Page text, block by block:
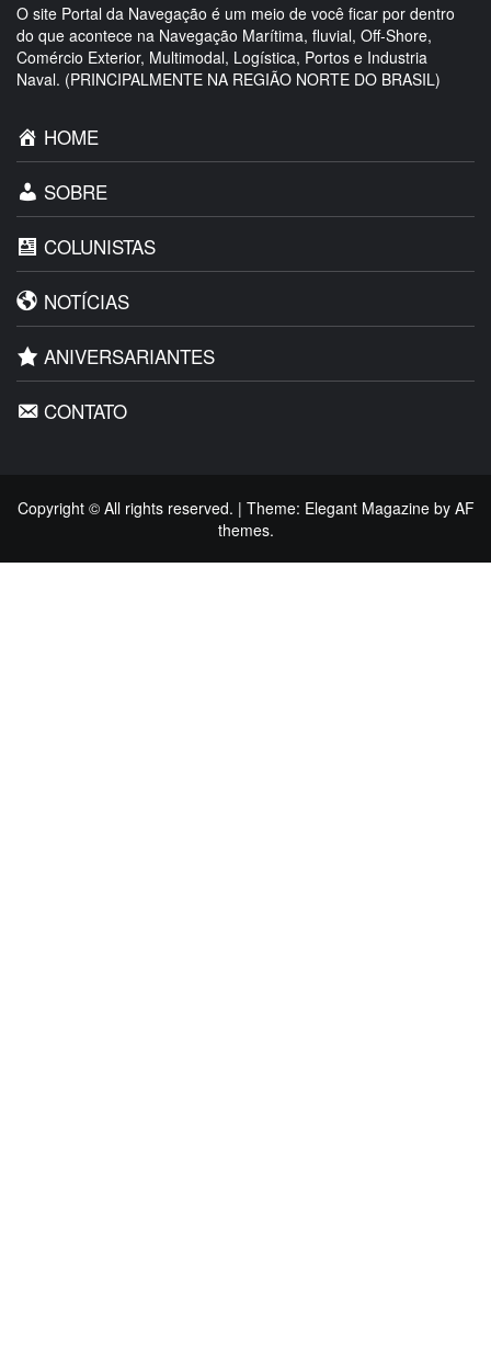
O site Portal da Navegação é um meio de você ficar por dentro
do que acontece na Navegação Marítima, fluvial, Off-Shore,
Comércio Exterior, Multimodal, Logística, Portos e Industria
Naval. (PRINCIPALMENTE NA REGIÃO NORTE DO BRASIL)
HOME
SOBRE
COLUNISTAS
NOTÍCIAS
ANIVERSARIANTES
CONTATO
Copyright © All rights reserved. | Theme: Elegant Magazineby AF
themes.